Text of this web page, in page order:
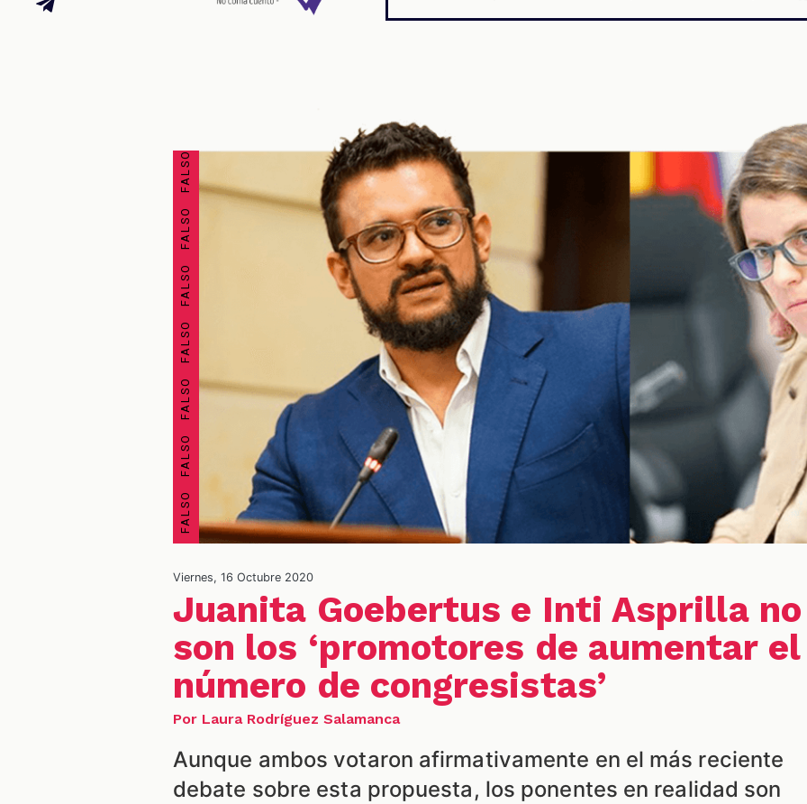
FALSO FALSO FALSO FALSO FALSO FALSO FALSO FALSO
Viernes, 16 Octubre 2020
Juanita Goebertus e Inti Asprilla no
son los ‘promotores de aumentar el
número de congresistas’
Por Laura Rodríguez Salamanca
Aunque ambos votaron afirmativamente en el más reciente
debate sobre esta propuesta, los ponentes en realidad son